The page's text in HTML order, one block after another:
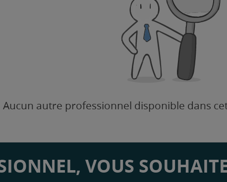
Aucun autre professionnel disponible dans
VOUS